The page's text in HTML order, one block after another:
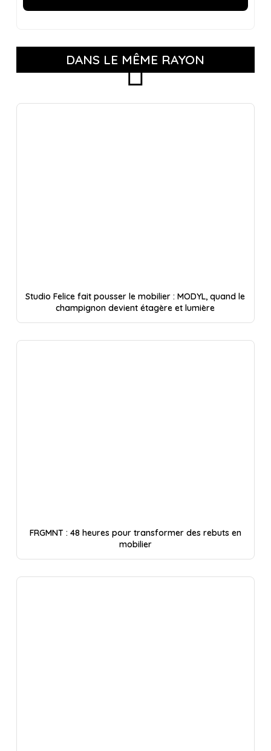
DANS LE MÊME RAYON
Studio Felice fait pousser le mobilier : MODYL, quand le
champignon devient étagère et lumière
FRGMNT : 48 heures pour transformer des rebuts en
mobilier